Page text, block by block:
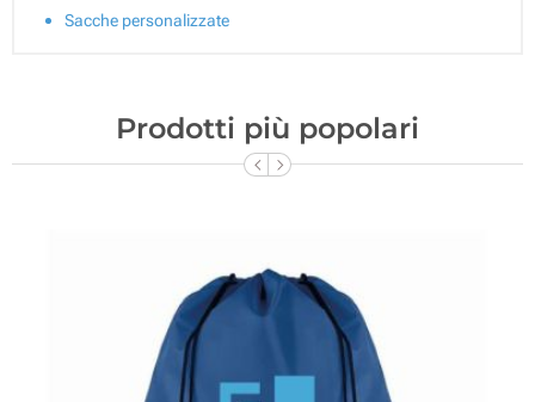
Sacche personalizzate
Prodotti più popolari